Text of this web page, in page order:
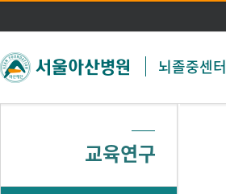
주메뉴 바로가기
본문 바로가기
뇌졸중센터
교육연구